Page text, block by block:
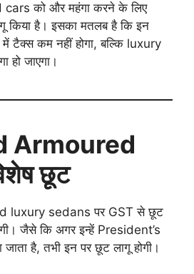
को और महंगा करने के लिए
किया है। इसका मतलब है कि इन
टैक्स कम नहीं होगा, बल्कि luxury
हो जाएगा।
Armoured
छूट
luxury sedans पर GST से छूट
जैसे कि अगर इन्हें President’s
जाता है, तभी इन पर छूट लागू होगी।